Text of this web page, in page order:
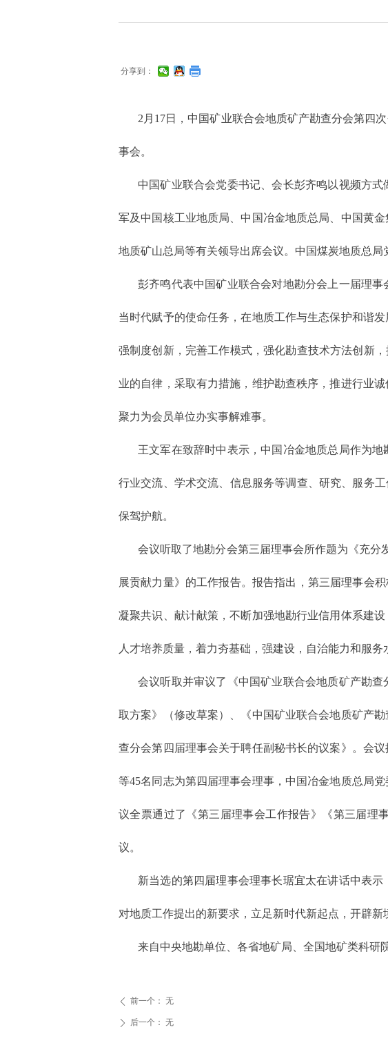
2月17日，中国矿业联合会地质矿产勘查分会第四
事会。
中国矿业联合会党委书记、会长彭齐鸣以视频方
军及中国核工业地质局、中国冶金地质总局、中国黄
地质矿山总局等有关领导出席会议。中国煤炭地质总局
彭齐鸣代表中国矿业联合会对地勘分会上一届理
当时代赋予的使命任务，在地质工作与生态保护和谐
强制度创新，完善工作模式，强化勘查技术方法创新
业的自律，采取有力措施，维护勘查秩序，推进行业
聚力为会员单位办实事解难事。
王文军在致辞时中表示，中国冶金地质总局作为
行业交流、学术交流、信息服务等调查、研究、服务
保驾护航。
会议听取了地勘分会第三届理事会所作题为《充
展贡献力量》的工作报告。报告指出，第三届理事会
凝聚共识、献计献策，不断加强地勘行业信用体系建
人才培养质量，着力夯基础，强建设，自治能力和服务
会议听取并审议了《中国矿业联合会地质矿产勘
取方案》（修改草案）、《中国矿业联合会地质矿产
查分会第四届理事会关于聘任副秘书长的议案》。会
等45名同志为第四届理事会理事，中国冶金地质总局
议全票通过了《第三届理事会工作报告》《第三届理
议。
新当选的第四届理事会理事长琚宜太在讲话中表
对地质工作提出的新要求，立足新时代新起点，开辟
来自中央地勘单位、各省地矿局、全国地矿类科研
ꄴ 前一个： 无
ꄲ 后一个： 无
分享到：